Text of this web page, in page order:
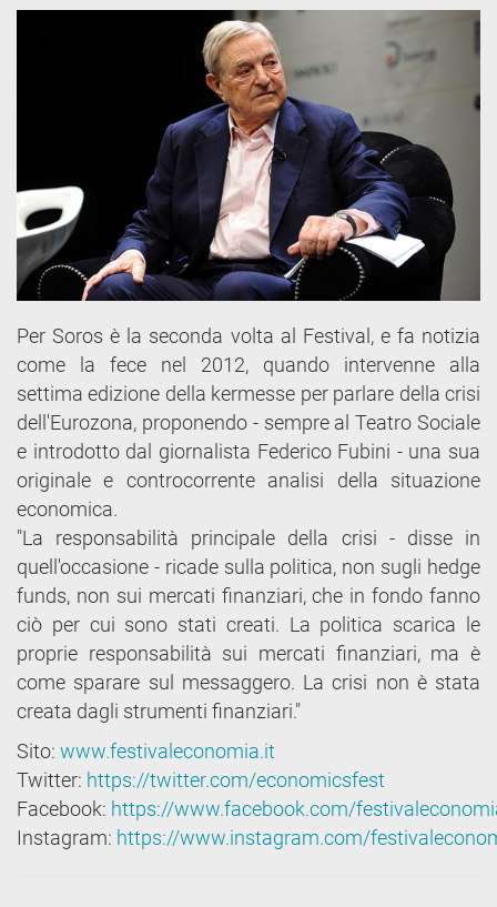
Per Soros è la seconda volta al Festival, e fa notizia
come la fece nel 2012, quando intervenne alla
settima edizione della kermesse per parlare della crisi
dell'Eurozona, proponendo - sempre al Teatro Sociale
e introdotto dal giornalista Federico Fubini - una sua
originale e controcorrente analisi della situazione
economica.
"La responsabilità principale della crisi - disse in
quell'occasione - ricade sulla politica, non sugli hedge
funds, non sui mercati finanziari, che in fondo fanno
ciò per cui sono stati creati. La politica scarica le
proprie responsabilità sui mercati finanziari, ma è
come sparare sul messaggero. La crisi non è stata
creata dagli strumenti finanziari."
Sito: www.festivaleconomia.it
Twitter: https://twitter.com/economicsfest
Facebook: https://www.facebook.com/
Instagram: https://www.instagram.com/